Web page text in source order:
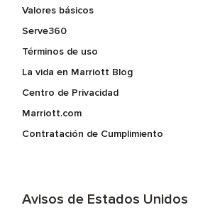
Valores básicos
Serve360
Términos de uso
La vida en Marriott Blog
Centro de Privacidad
Marriott.com
Contratación de Cumplimiento
Avisos de Estados Unidos